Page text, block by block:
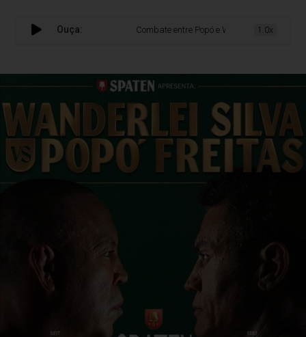
Ouça: Combate entre Popó e Wanderlei termina em
1.0x